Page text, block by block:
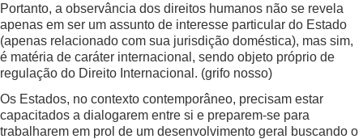
Portanto, a observância dos direitos humanos não se revela
apenas em ser um assunto de interesse particular do Estado
(apenas relacionado com sua jurisdição doméstica), mas sim,
é matéria de caráter internacional, sendo objeto próprio de
regulação do Direito Internacional. (grifo nosso)
Os Estados, no contexto contemporâneo, precisam estar
capacitados a dialogarem entre si e preparem-se para
trabalharem em prol de um desenvolvimento geral buscando o